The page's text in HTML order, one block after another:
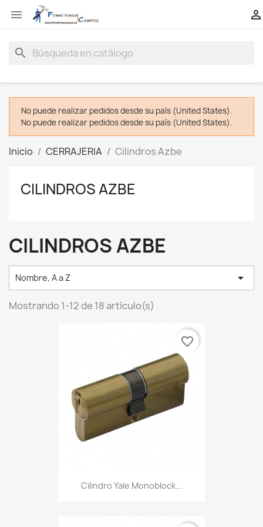
 
search
No puede realizar pedidos desde su país (United States).
No puede realizar pedidos desde su país (United States).
Inicio CERRAJERIA Cilindros Azbe
CILINDROS AZBE
CILINDROS AZBE
Nombre, A a Z 
Mostrando 1-12 de 18 artículo(s)
Cilindro Yale Monoblock...
favorite_border